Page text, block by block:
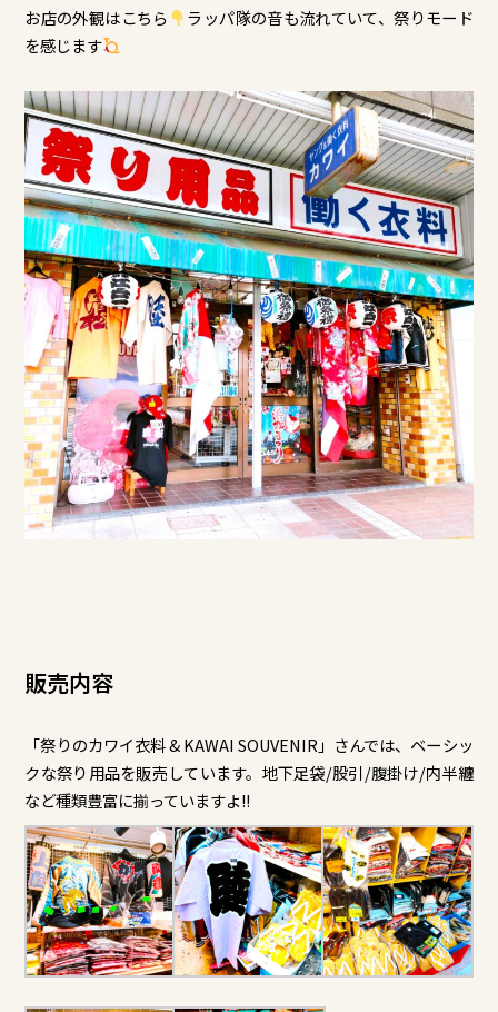
お店の外観はこちら
ラッパ隊の音も流れていて、祭りモード
を感じます
販売内容
「祭りのカワイ衣料 & KAWAI SOUVENIR」さんでは、ベーシッ
クな祭り用品を販売しています。地下足袋/股引/腹掛け/内半纏
など種類豊富に揃っていますよ!!